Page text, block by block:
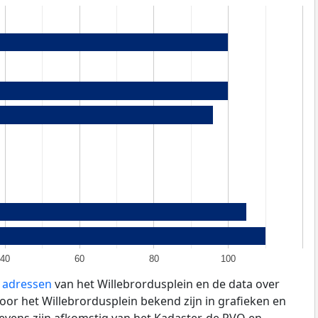
40 60 80 100
van het Willebrordusplein en de data over
het Willebrordusplein bekend zijn in grafieken en